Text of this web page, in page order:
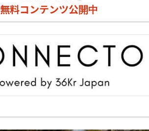
無料コンテンツ公開中